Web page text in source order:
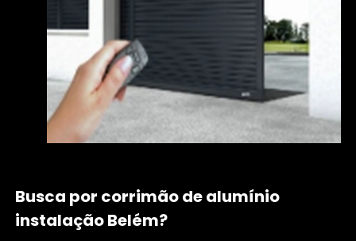
Busca por corrimão de alumínio
instalação Belém?